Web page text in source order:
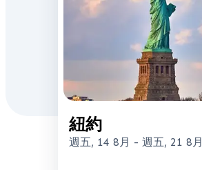
紐約
週五, 14 8月 - 週五, 21 8月